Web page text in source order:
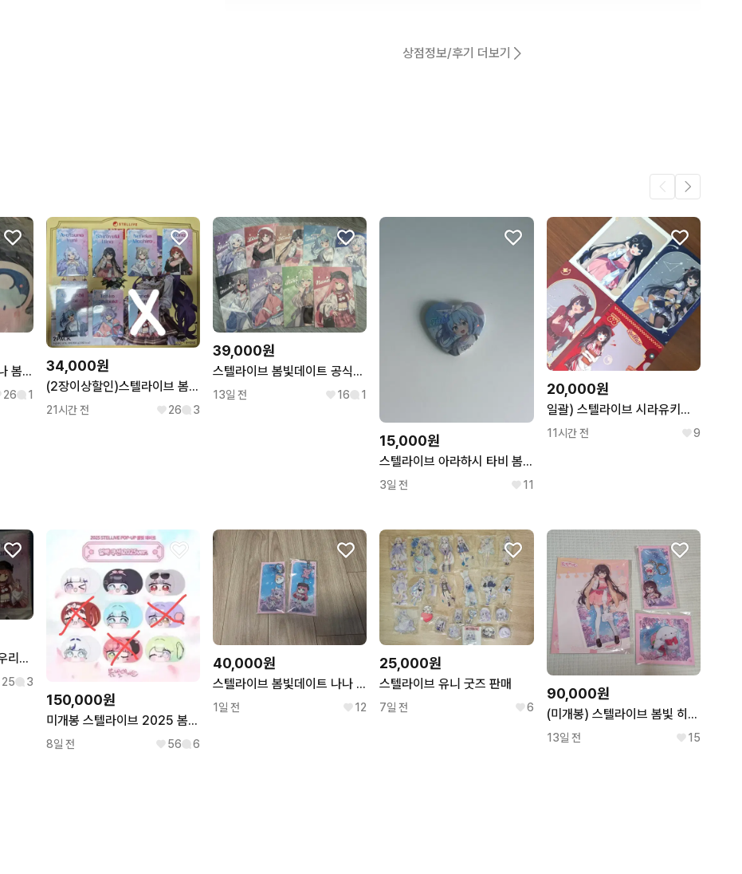
상점정보/후기 더보기
스텔라이브 시라유키 히나 봄빛데이트 얼빡쿠션
26 1
34,000원
(2장이상할인)스텔라이브 봄빛데이트X우리은행 포토카드 개별
21시간 전 26 3
39,000원
스텔라이브 봄빛데이트 공식굿즈 엽서 일괄
13일 전 16 1
15,000원
스텔라이브 아라하시 타비 봄빛데이트 캔뱃지
3일 전 11
20,000원
일괄) 스텔라이브 시라유키히나 팝업특전 봄빛데이트 터미널 스페카 콘서트
11시간 전 9
스텔라이브 봄빛데이트 우리은행 포토카드 판매 (전멤버)
25 3
150,000원
미개봉 스텔라이브 2025 봄빛데이트 얼빡(타비 리코 린 시로 유니 히나)
8일 전 56 6
40,000원
스텔라이브 봄빛데이트 나나 부키 키링
1일 전 12
25,000원
스텔라이브 유니 굿즈 판매
7일 전 6
90,000원
(미개봉) 스텔라이브 봄빛 히나 세트로 팔아요~
13일 전 15